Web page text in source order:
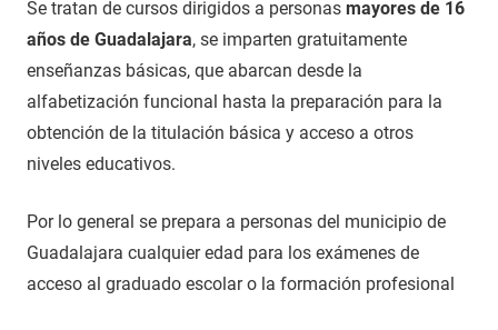
Se tratan de cursos dirigidos a personas mayores de 16
años de Guadalajara, se imparten gratuitamente
enseñanzas básicas, que abarcan desde la
alfabetización funcional hasta la preparación para la
obtención de la titulación básica y acceso a otros
niveles educativos.
Por lo general se prepara a personas del municipio de
Guadalajara cualquier edad para los exámenes de
acceso al graduado escolar o la formación profesional